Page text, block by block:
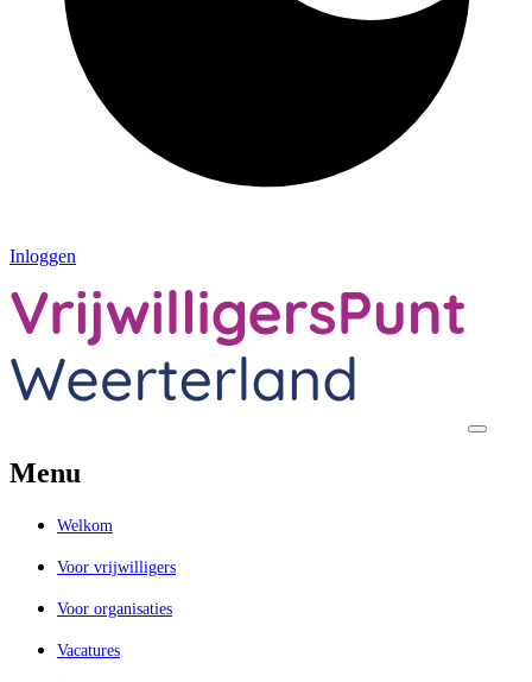
Inloggen
Menu
Welkom
Voor vrijwilligers
Voor organisaties
Vacatures